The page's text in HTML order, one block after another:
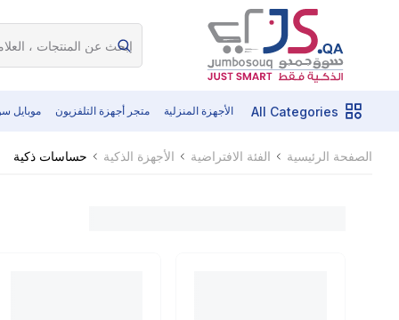
All Categories الأجهزة المنزلية متجر أجهزة التلفزيون موبايل
الصفحة الرئيسية الفئة الافتراضية الأجهزة الذكية حساسات ذكية